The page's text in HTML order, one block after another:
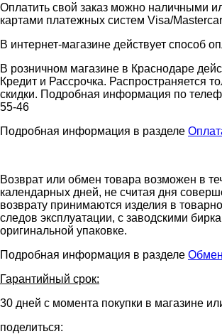
Оплатить свой заказ можно наличными
картами платежных систем Visa/
В интернет-магазине действует способ
В розничном магазине в Краснодаре
Кредит и Рассрочка. Распространяется
скидки. Подробная информация по
55-46
Подробная информация в разделе
Возврат или обмен товара возможен в
календарных дней, не считая дня
возврату принимаются изделия в
следов эксплуатации, с заводскими
оригинальной упаковке.
Подробная информация в разделе
Гарантийный срок:
30 дней с момента покупки в магазине
поделиться: